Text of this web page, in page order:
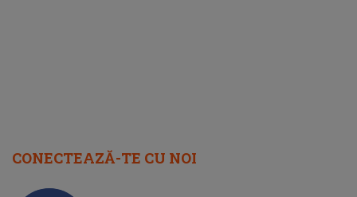
CONECTEAZĂ-TE CU NOI